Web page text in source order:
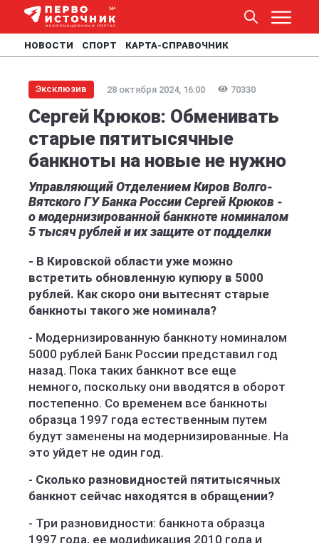
НОВОСТИ СПОРТ КАРТА-СПРАВОЧНИК
Эксклюзив 28 октября 2024, 16:00 70330
Сергей Крюков: Обменивать
старые пятитысячные
банкноты на новые не нужно
Управляющий Отделением Киров Волго-
Вятского ГУ Банка России Сергей Крюков -
о модернизированной банкноте номиналом
5 тысяч рублей и их защите от подделки
- В Кировской области уже можно
встретить обновленную купюру в 5000
рублей. Как скоро они вытеснят старые
банкноты такого же номинала?
- Модернизированную банкноту номиналом
5000 рублей Банк России представил год
назад. Пока таких банкнот все еще
немного, поскольку они вводятся в оборот
постепенно. Со временем все банкноты
образца 1997 года естественным путем
будут заменены на модернизированные. На
это уйдет не один год.
- Сколько разновидностей пятитысячных
банкнот сейчас находятся в обращении?
- Три разновидности: банкнота образца
1997 года, ее модификация 2010 года и